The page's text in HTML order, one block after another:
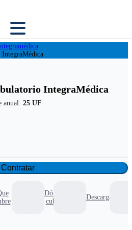
IntegraMédica
anual: 25 UF
Contratar
Dónde
cubre
Descargables